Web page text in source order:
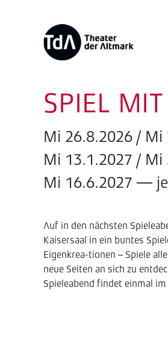
SPIEL
Mi 26.8.2026 /
Mi 13.1.2027 /
Mi 16.6.2027 —
Auf in den nächsten
Kaisersaal in ein buntes
Eigenkrea-tionen – Spiele
neue Seiten an sich zu
Spieleabend findet einmal